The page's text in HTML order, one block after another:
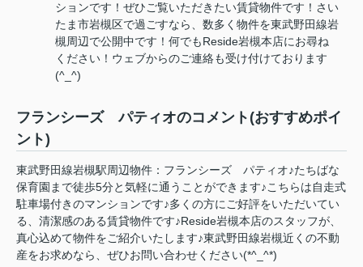
ションです！ぜひご覧いただきたい賃貸物件です！さい
たま市岩槻区で過ごすなら、数多く物件を東武野田線岩
槻周辺で公開中です！何でもReside岩槻本店にお尋ね
ください！ウェブからのご連絡も受け付けております
(^_^)
フランシーズ パティオのコメント(おすすめポイ
ント)
東武野田線岩槻駅周辺物件：フランシーズ パティオ♪たちばな
保育園まで徒歩5分と気軽に通うことができます♪こちらは自走式
駐車場付きのマンションです♪多くの方にご好評をいただいてい
る、清潔感のある賃貸物件です♪Reside岩槻本店のスタッフが、
真心込めて物件をご紹介いたします♪東武野田線岩槻近くの不動
産をお求めなら、ぜひお問い合わせください(*^_^*)